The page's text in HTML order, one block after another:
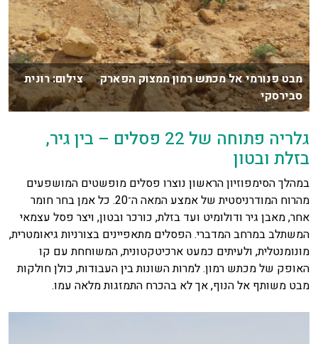
מבט פנורמי אל מכתש רמון ממצוק הפארק צילום: רונית
סבירסקי
גלריה פתוחה של 22 פסלים – בין גיר,
בזלת ובטון
במהלך הסימפוזיון הראשון נוצרו פסלים מופשטים המושפעים
מהרוח המודרניסטית של אמצע המאה ה־20. כל אמן בחר חומר
אחר, מאבן גיר ודולומיט ועד בזלת, כורכר ובטון, ויצר פסל עצמאי
המשתלב במרחב המדברי. הפסלים מתאפיינים בצורניות גיאומטרית,
מונומנטלית, ולעיתים כמעט ארכיטקטונית, המשוחחת עם קו
האופק של מכתש רמון. למרות השונות בין העבודות, כולן חולקות
מבט משותף אל הנוף, אך לא בהכרח התמזגות מלאה עמו.